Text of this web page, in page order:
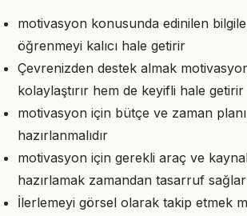
motivasyon konusunda edinilen
öğrenmeyi kalıcı hale getirir
Çevrenizden destek almak
kolaylaştırır hem de keyifli hale getirir
motivasyon için bütçe ve zaman
hazırlanmalıdır
motivasyon için gerekli araç ve
hazırlamak zamandan tasarruf sağlar
İlerlemeyi görsel olarak takip etmek